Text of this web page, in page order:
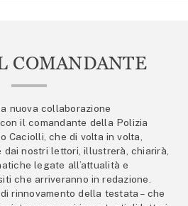
COMANDANTE
nuova collaborazione
il comandante della Polizia
Caciolli, che di volta in volta,
nostri lettori, illustrerà, chiarirà,
legate all’attualità e
che arriveranno in redazione.
rinnovamento della testata – che